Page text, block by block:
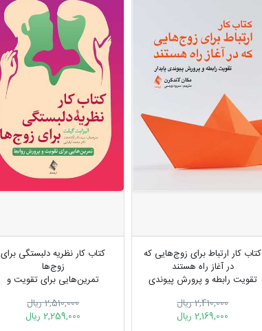
کتاب کار ارتباط برای زوج‌هایی که
در آغاز راه هستند
تقویت رابطه و پرورش پیوندی
2,410,000 ریال
2,169,000 ریال
کتاب کار نظریه دلبستگی برای
زوج‌ها
تمرین‌هایی برای تقویت و
2,510,000 ریال
2,259,000 ریال